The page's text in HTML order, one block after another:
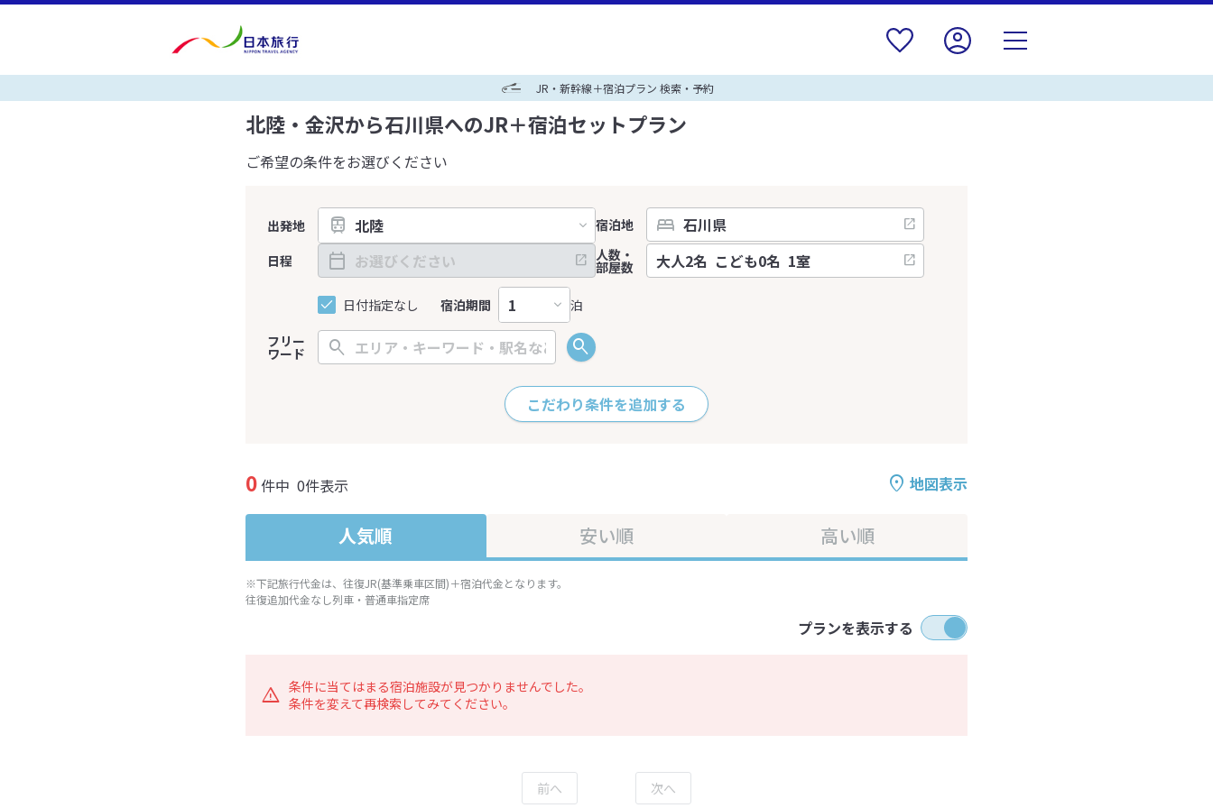
JR・新幹線＋宿泊プラン 検索・予約
北陸・金沢から石川県へのJR＋宿泊セットプラン
ご希望の条件をお選びください
出発地
宿泊地
日程
日付指定なし 宿泊期間 泊
人数・
部屋数
フリー
ワード
こだわり条件を追加する
地図表示
0件中 0件表示
人気順 安い順 高い順
※下記旅行代金は、往復JR(基準乗車区間)＋宿泊代金となります。
往復追加代金なし列車・普通車指定席
プランを表示する
条件に当てはまる宿泊施設が見つかりませんでした。
条件を変えて再検索してみてください。